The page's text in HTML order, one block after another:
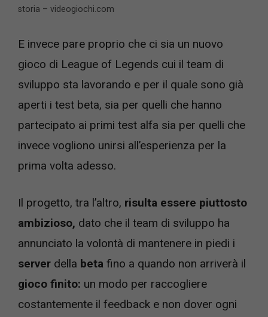
storia – videogiochi.com
E invece pare proprio che ci sia un nuovo
gioco di League of Legends cui il team di
sviluppo sta lavorando e per il quale sono già
aperti i test beta, sia per quelli che hanno
partecipato ai primi test alfa sia per quelli che
invece vogliono unirsi all’esperienza per la
prima volta adesso.
Il progetto, tra l’altro, risulta essere piuttosto
ambizioso, dato che il team di sviluppo ha
annunciato la volontà di mantenere in piedi i
server della beta fino a quando non arriverà il
gioco finito: un modo per raccogliere
costantemente il feedback e non dover ogni